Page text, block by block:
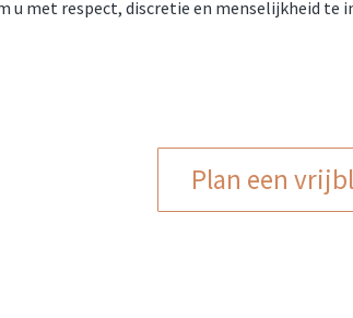
u met respect, discretie en menselijkheid te
Plan een